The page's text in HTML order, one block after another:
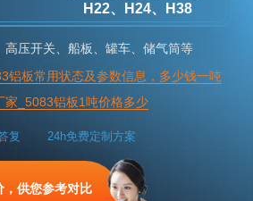
H22、H24、H38
高压开关、船板、罐车、储气筒等
铝板常用状态及参数信息，多少钱一吨
家_5083铝板1吨价格多少
复 24h免费定制方案
，供您参考对比